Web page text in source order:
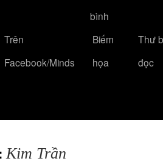
bình
Trên
Facebook/Minds
Biếm
họa
Thư
đọc
Kim Trần